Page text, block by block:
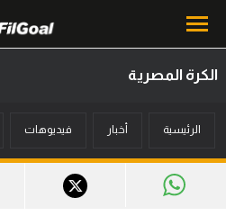
أخبار
الكرة المصرية
الرئيسية أخبار فيديوهات